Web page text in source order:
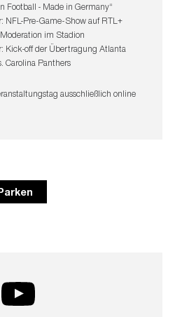
Football - Made in Germany“
NFL-Pre-Game-Show auf RTL+
im Stadion
Kick-off der Übertragung Atlanta
Carolina Panthers
ausschließlich online